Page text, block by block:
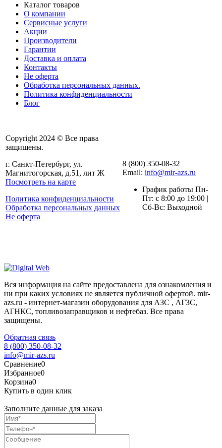
Каталог товаров
О компании
Сервисные услуги
Акции
Производители
Гарантии
Доставка и оплата
Контакты
Не оферта
Обработка персональных данных.
Политика конфиденциальности
Блог
Copyright 2024 © Все права
защищены.
г. Санкт-Петербург, ул.
Магнитогорская, д.51, лит Ж
Посмотреть на карте
Политика конфиденциальности
Обработка персональных данных
Не оферта
8 (800) 350-08-32
Email: info@mir-azs.ru
График работы Пн-
Пт: с 8:00 до 19:00 |
Сб-Вс: Выходной
Вся информация на сайте предоставлена для ознакомления и
ни при каких условиях не является публичной офертой. mir-
azs.ru - интернет-магазин оборудования для АЗС , АГЗС,
АГНКС, топливозаправщиков и нефтебаз. Все права
защищены.
Обратная связь
8 (800) 350-08-32
info@mir-azs.ru
Сравнение0
Избранное0
Корзина0
Купить в один клик
Заполните данные для заказа